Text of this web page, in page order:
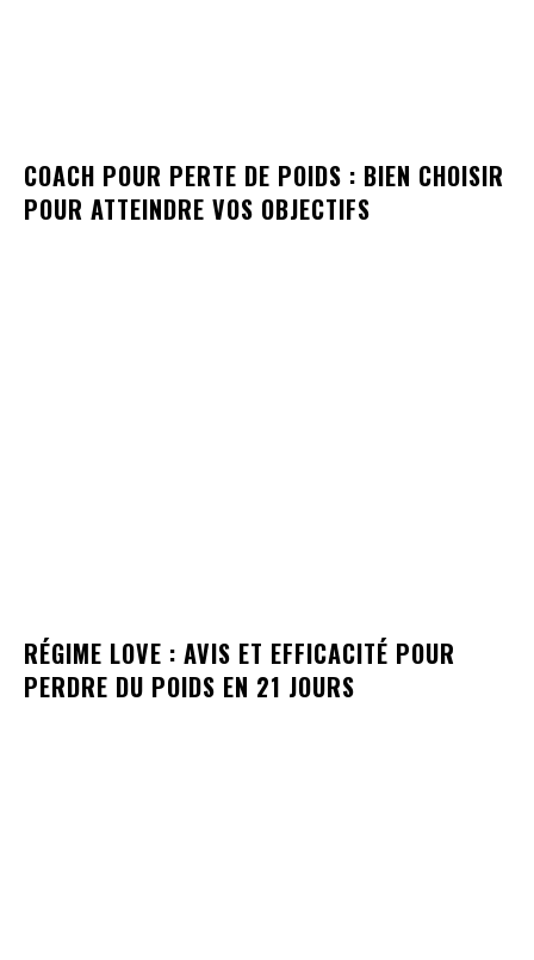
COACH POUR PERTE DE POIDS : BIEN CHOISIR
POUR ATTEINDRE VOS OBJECTIFS
RÉGIME LOVE : AVIS ET EFFICACITÉ POUR
PERDRE DU POIDS EN 21 JOURS